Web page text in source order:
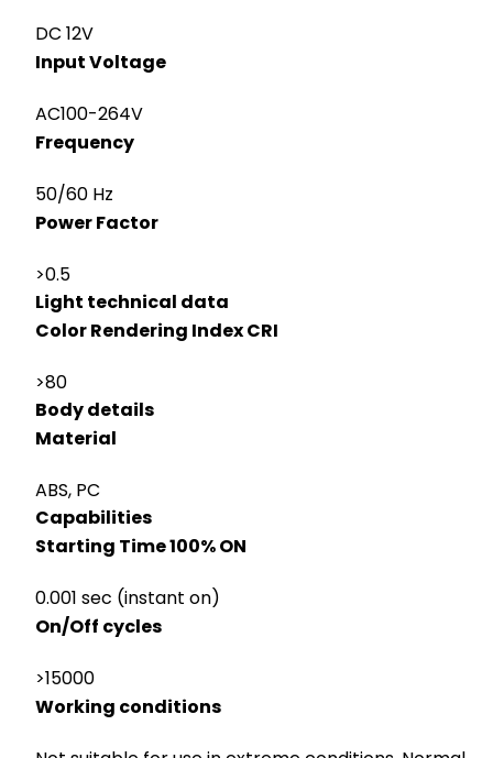
DC 12V
Input Voltage
AC100-264V
Frequency
50/60 Hz
Power Factor
>0.5
Light technical data
Color Rendering Index CRI
>80
Body details
Material
ABS, PC
Capabilities
Starting Time 100% ON
0.001 sec (instant on)
On/Off cycles
>15000
Working conditions